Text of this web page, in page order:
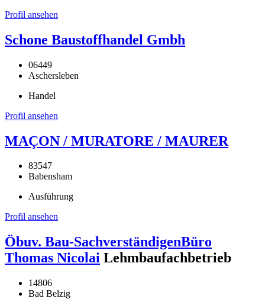
Profil ansehen
Schone Baustoffhandel Gmbh
06449
Aschersleben
Handel
Profil ansehen
MAÇON / MURATORE / MAURER
83547
Babensham
Ausführung
Profil ansehen
Öbuv. Bau-SachverständigenBüro
Thomas Nicolai Lehmbaufachbetrieb
14806
Bad Belzig